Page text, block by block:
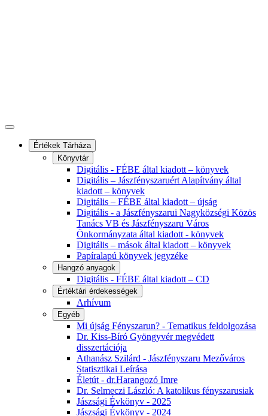
Értékek Tárháza
Könyvtár
Digitális - FÉBE által kiadott – könyvek
Digitális – Jászfényszaruért Alapítvány által
kiadott – könyvek
Digitális – FÉBE által kiadott – újság
Digitális - a Jászfényszarui Nagyközségi Közös
Tanács VB és Jászfényszaru Város
Önkormányzata által kiadott - könyvek
Digitális – mások által kiadott – könyvek
Papíralapú könyvek jegyzéke
Hangzó anyagok
Digitális - FÉBE által kiadott – CD
Értéktári érdekességek
Arhívum
Egyéb
Mi újság Fényszarun? - Tematikus feldolgozása
Dr. Kiss-Bíró Gyöngyvér megvédett
disszertációja
Athanász Szilárd - Jászfényszaru Mezőváros
Statisztikai Leírása
Életút - dr.Harangozó Imre
Dr. Selmeczi László: A katolikus fényszarusiak
Jászsági Évkönyv - 2025
Jászsági Évkönyv - 2024